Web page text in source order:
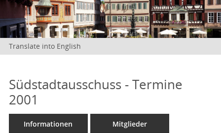
Translate into English
Südstadtausschuss - Termine
2001
Informationen Mitglieder